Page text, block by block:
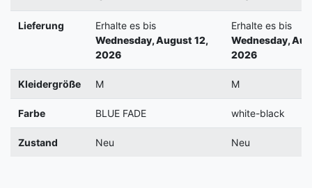
Lieferung
Erhalte es bis
Wednesday, August 12,
2026
Erhalte es bis
Wednesday,
2026
Kleidergröße M M
Farbe BLUE FADE white-black
Zustand Neu Neu